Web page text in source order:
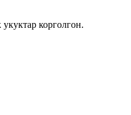
корголгон.